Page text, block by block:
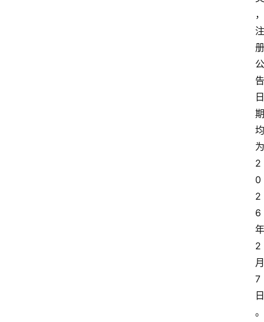
，
注
册
公
告
日
期
均
为
2
0
2
6
年
2
月
7
日
。